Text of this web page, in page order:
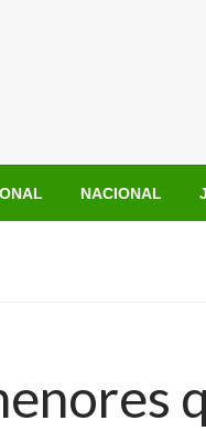
NACIONAL